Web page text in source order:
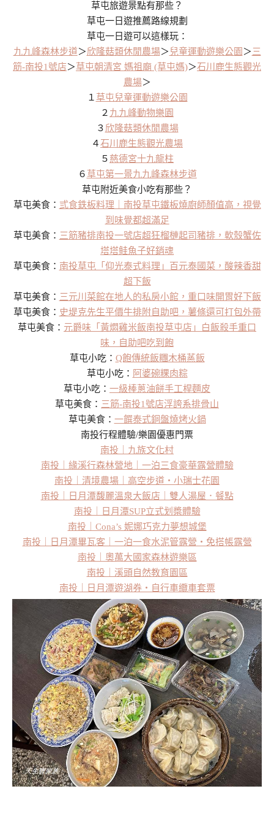
草屯旅遊景點有那些？
草屯一日遊推薦路線規劃
草屯一日遊可以這樣玩：
九九峰森林步道＞欣隆菇類休閒農場＞兒童運動遊樂公園 ＞三
筋-南投1號店＞草屯朝清宮 媽祖廟 (草屯媽)＞石川鹿生態觀光
農場＞
１ 草屯兒童運動遊樂公園
２ 九九峰動物樂園
３ 欣隆菇類休閒農場
４石川鹿生態觀光農場
５ 慈德宮十九龍柱
６ 草屯第一景九九峰森林步道
草屯附近美食小吃有那些？
草屯美食： 弎食鉄板料理｜南投草屯鐵板燒廚師顏值高，視覺
到味覺都超滿足
草屯美食： 三筋豬排南投一號店超狂榴槤起司豬排，軟殼蟹佐
塔塔鲑魚子好銷魂
草屯美食： 南投草屯「仰光泰式料理」百元泰國菜，酸辣香甜
超下飯
草屯美食： 三元川菜館在地人的私房小館，重口味開胃好下飯
草屯美食： 史堤克先生平價牛排附自助吧，薯條還可打包外帶
草屯美食： 元爵味「黃燜雞米飯南投草屯店」白飯殺手重口
味，自助吧吃到飽
草屯小吃： Q飽傳統飯糰木桶蒸飯
草屯小吃： 阿婆碗粿肉粽
草屯小吃： 一級棒蔥油餅手工桿麵皮
草屯美食： 三筋-南投1號店浮誇系排骨山
草屯美食： 一饌泰式銅盤燒烤火鍋
南投行程體驗/樂園優惠門票
南投｜九族文化村
南投｜緣溪行森林營地｜一泊三食豪華露營體驗
南投｜清境農場｜高空步道・小瑞士花園
南投｜日月潭馥麗溫泉大飯店｜雙人湯屋．餐點
南投｜日月潭SUP立式划槳體驗
南投｜Cona’s 妮娜巧克力夢想城堡
南投｜日月潭畢瓦客｜一泊一食水泥管露營・免搭帳露營
南投｜奧萬大國家森林遊樂區
南投｜溪頭自然教育園區
南投｜日月潭遊湖券・自行車纜車套票